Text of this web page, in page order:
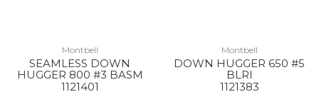
Montbell
SEAMLESS DOWN
HUGGER 800 #3 BASM
1121401
Montbell
DOWN HUGGER 650 #5
BLRI
1121383